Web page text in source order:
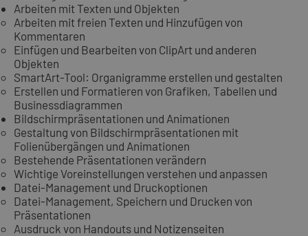
Arbeiten mit Texten und Objekten
Arbeiten mit freien Texten und Hinzufügen von
Kommentaren
Einfügen und Bearbeiten von ClipArt und anderen
Objekten
SmartArt-Tool: Organigramme erstellen und gestalten
Erstellen und Formatieren von Grafiken, Tabellen und
Businessdiagrammen
Bildschirmpräsentationen und Animationen
Gestaltung von Bildschirmpräsentationen mit
Folienübergängen und Animationen
Bestehende Präsentationen verändern
Wichtige Voreinstellungen verstehen und anpassen
Datei-Management und Druckoptionen
Datei-Management, Speichern und Drucken von
Präsentationen
Ausdruck von Handouts und Notizenseiten